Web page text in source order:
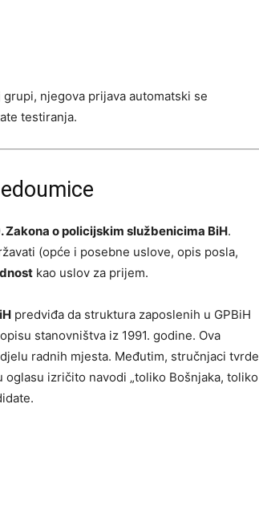
njegova prijava automatski se
testiranja.
Zakona o policijskim službenicima BiH.
(opće i posebne uslove, opis posla,
kao uslov za prijem.
predviđa da struktura zaposlenih u GPBiH
stanovništva iz 1991. godine. Ova
radnih mjesta. Međutim, stručnjaci tvrde
izričito navodi „toliko Bošnjaka, toliko